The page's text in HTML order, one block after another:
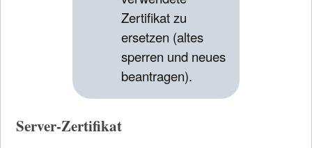
Zertifikat zu
ersetzen (altes
sperren und neues
beantragen).
Server-Zertifikat